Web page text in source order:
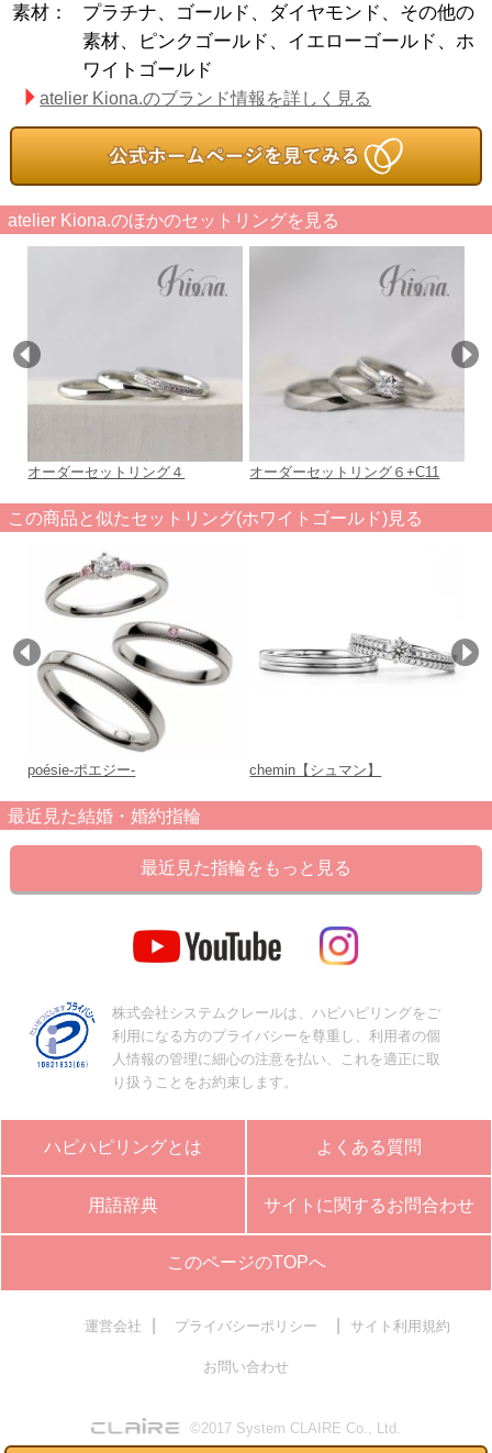
素材：
プラチナ、ゴールド、ダイヤモンド、その他の
素材、ピンクゴールド、イエローゴールド、ホ
ワイトゴールド
atelier Kiona.のブランド情報を詳しく見る
atelier Kiona.のほかのセットリングを見る
オーダーセットリング４ オーダーセットリング６+C11
この商品と似たセットリング(ホワイトゴールド)見る
poésie-ポエジー- chemin【シュマン】
最近見た結婚・婚約指輪
最近見た指輪をもっと見る
株式会社システムクレールは、ハピハピリングをご
利用になる方のプライバシーを尊重し、利用者の個
人情報の管理に細心の注意を払い、これを適正に取
り扱うことをお約束します。
ハピハピリングとは よくある質問
用語辞典 サイトに関するお問合わせ
このページのTOPへ
運営会社 プライバシーポリシー サイト利用規約
お問い合わせ
©2017 System CLAIRE Co., Ltd.